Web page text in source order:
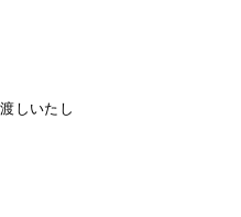
しいたし